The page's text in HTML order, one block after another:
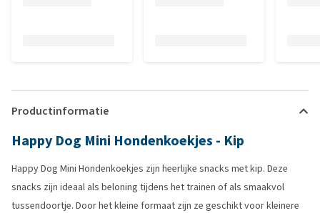
Productinformatie
Happy Dog Mini Hondenkoekjes - Kip
Happy Dog Mini Hondenkoekjes zijn heerlijke snacks met kip. Deze
snacks zijn ideaal als beloning tijdens het trainen of als smaakvol
tussendoortje. Door het kleine formaat zijn ze geschikt voor kleinere